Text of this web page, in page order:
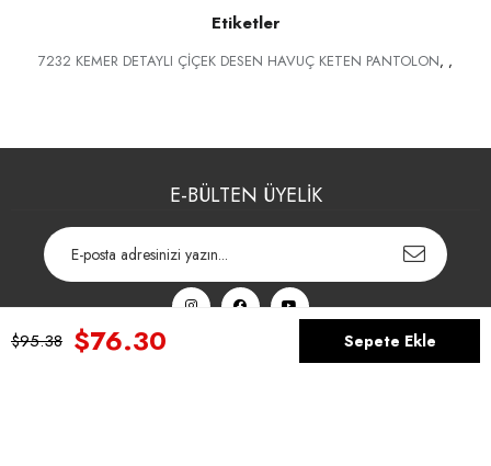
$95.38 $76.30
Etiketler
7232 KEMER DETAYLI ÇİÇEK DESEN HAVUÇ KETEN PANTOLON, ,
YARDIM
E-BÜLTEN ÜYELİK
Sepetim Üye Girişi